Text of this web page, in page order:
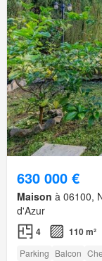
630 000 €
Maison à 06100,
d'Azur
4 110 m²
Parking Balcon